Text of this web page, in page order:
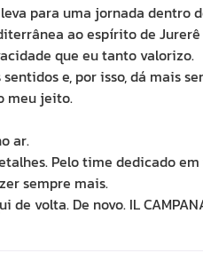
leva para uma jornada dentro
ao espírito de
que eu tanto valorizo.
e, por isso, dá mais
meu jeito.
ar.
Pelo time dedicado
sempre mais.
de volta. De novo. IL